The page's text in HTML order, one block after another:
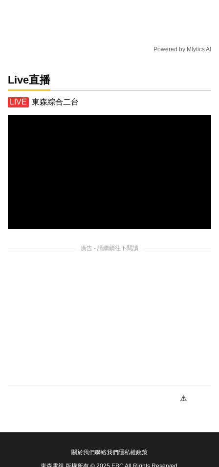
Powered by Mlytics AI
Live直播
東森綜合二台
廣告 - 請繼續往下閱讀
關於我們聯絡我們隱私權政策